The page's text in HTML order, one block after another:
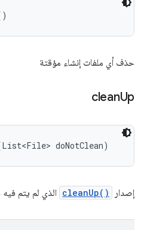
حذف أي ملفات إنشاء مؤقتة
cleanUp
doNotClean)
إصدار cleanUp() الذي لم يتم